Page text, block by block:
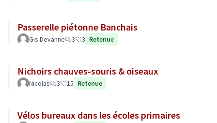
Passerelle piétonne Banchais
Gis Devanne 3 3 Retenue
Nichoirs chauves-souris & oiseaux
Nicolas 3 15 Retenue
Vélos bureaux dans les écoles primaires